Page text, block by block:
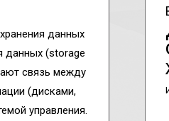
данных
данных (storage
связь между
(дисками,
управления.